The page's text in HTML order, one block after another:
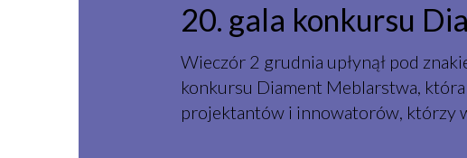
20. gala konkursu
Wieczór 2 grudnia upłynął pod
konkursu Diament Meblarstwa, która
projektantów i innowatorów, którzy